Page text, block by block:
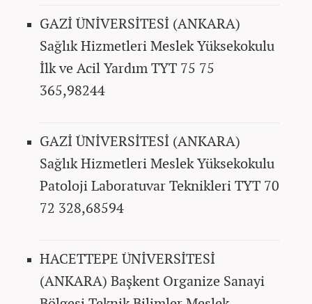
GAZİ ÜNİVERSİTESİ (ANKARA)
Sağlık Hizmetleri Meslek Yüksekokulu
İlk ve Acil Yardım TYT 75 75
365,98244
GAZİ ÜNİVERSİTESİ (ANKARA)
Sağlık Hizmetleri Meslek Yüksekokulu
Patoloji Laboratuvar Teknikleri TYT 70
72 328,68594
HACETTEPE ÜNİVERSİTESİ
(ANKARA) Başkent Organize Sanayi